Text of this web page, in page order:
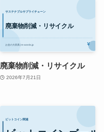
廃棄物削減・リサイクル
2026年7月21日